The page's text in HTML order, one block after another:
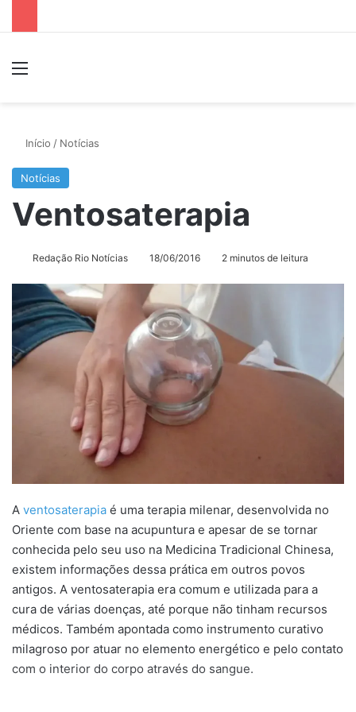
Início / Notícias
Notícias
Ventosaterapia
Redação Rio Notícias 18/06/2016 2 minutos de leitura
A ventosaterapia é uma terapia milenar, desenvolvida no
Oriente com base na acupuntura e apesar de se tornar
conhecida pelo seu uso na Medicina Tradicional Chinesa,
existem informações dessa prática em outros povos
antigos. A ventosaterapia era comum e utilizada para a
cura de várias doenças, até porque não tinham recursos
médicos. Também apontada como instrumento curativo
milagroso por atuar no elemento energético e pelo contato
com o interior do corpo através do sangue.